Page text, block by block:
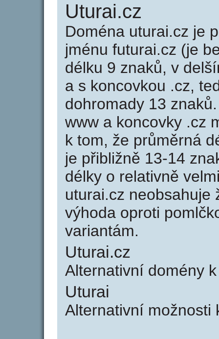
Uturai.cz
Doména uturai.cz je
jménu futurai.cz (je
délku 9 znaků, v
a s koncovkou .cz,
dohromady 13
www a koncovky .cz
k tom, že průměrná
je přibližně 13-14
délky o relativně
uturai.cz neobsahuje
výhoda oproti
variantám.
Uturai.cz
Alternativní domény
Uturai
Alternativní možnosti